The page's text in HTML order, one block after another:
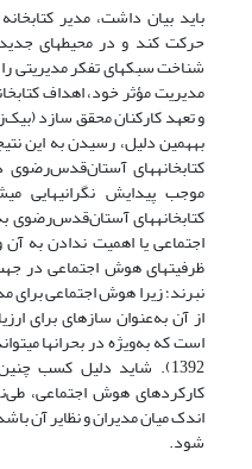
باید بیان داشت، مدیر
حرکت کند و در محیط­های
شناخت سبک­های تفکر مدیریتی را
مدیریت مؤثر خود، اهداف
به­همین دلیل، رسیدن به این
کتابخانه­های
موجب پیدایش نگرانی­هایی
کتابخانه­های آستان‌قدس‌رضوی
اجتماعی یا اهمیت ‌ندادن به آن
ظرفیت­های هوش اجتماعی در
نبرند؛ زیرا هوش اجتماعی
از آن به‌عنوان سازه­ای برای
است که به‌ویژه در بحران­ها
1392). شاید دلیل کسب
کارکردهای هوش اجتماعی،
اندک میان مدیران و نظایر آن
شود.